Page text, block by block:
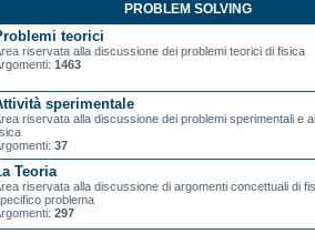
PROBLEM SOLVING
teorici
riservata alla discussione dei problemi teorici di fisica
1463
sperimentale
riservata alla discussione dei problemi sperimentali e
37
Teoria
riservata alla discussione di argomenti concettuali di
problema
297